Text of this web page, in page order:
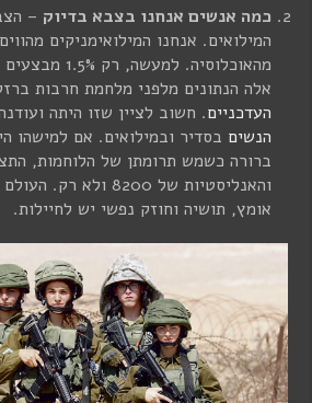
כמה אנשים אנחנו בצבא בדיוק –
מהאוכלוסיה.
אלה הנתונים מלפני מלחמת חרבות
העדכניים. חשוב לציין שזו היתה
הנשים בסדיר ובמילואים. אם למישהו
ברורה כשמש תרומתן של הלוחמות,
והאנליסטיות של 8200
אומץ, תושיה וחוזק נפשי יש לחיילות.